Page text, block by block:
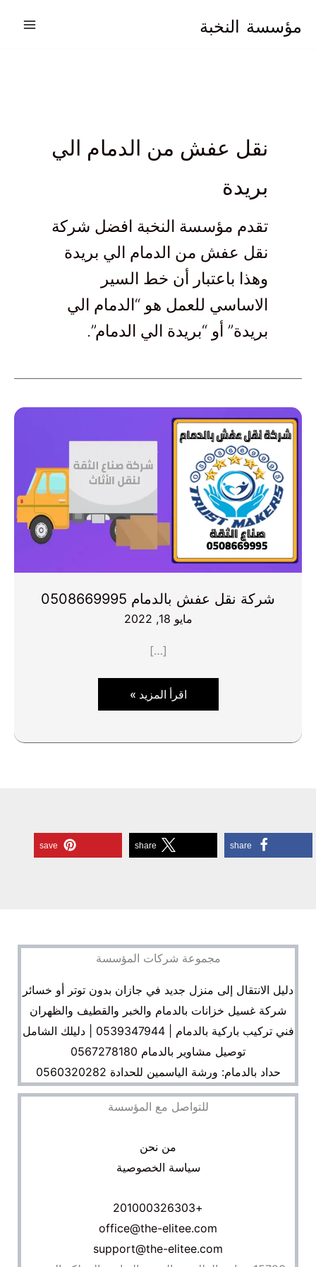
مؤسسة النخبة
نقل عفش من الدمام الي
بريدة
تقدم مؤسسة النخبة افضل شركة
نقل عفش من الدمام الي بريدة
وهذا باعتبار أن خط السير
الاساسي للعمل هو “الدمام الي
بريدة” أو “بريدة الي الدمام”.
شركة نقل عفش بالدمام 0508669995
مايو 18, 2022
[…]
شركة
نقل
0508669995
اقرأ المزيد »
share
share
save
مجموعة شركات المؤسسة
دليل الانتقال إلى منزل جديد في جازان بدون توتر أو خسائر
شركة غسيل خزانات بالدمام والخبر والقطيف والظهران
فني تركيب باركية بالدمام | 0539347944 | دليلك الشامل
توصيل مشاوير بالدمام 0567278180
حداد بالدمام: ورشة الياسمين للحدادة 0560320282
للتواصل مع المؤسسة
من نحن
سياسة الخصوصية
+201000326303
office@the-elitee.com
support@the-elitee.com